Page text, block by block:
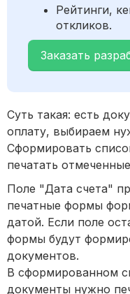
Рейтинги,
откликов.
Заказать
Суть такая: есть
оплату, выбираем
Сформировать
печатать
Поле "Дата счета"
печатные формы
датой. Если поле
формы будут
документов.
В сформированном
документы нужно